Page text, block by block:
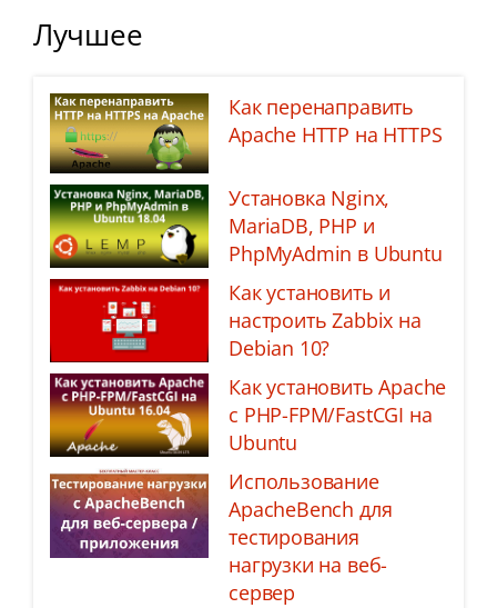
Лучшее
Как перенаправить
Apache HTTP на HTTPS
Установка Nginx,
MariaDB, PHP и
PhpMyAdmin в Ubuntu
Как установить и
настроить Zabbix на
Debian 10?
Как установить Apache
с PHP-FPM/FastCGI на
Ubuntu
Использование
ApacheBench для
тестирования
нагрузки на веб-
сервер